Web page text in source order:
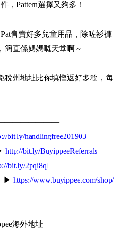
，Pattern選擇又夠多！
售賣好多兒童用品，除咗衫褲
簡直係媽媽嘅天堂啊～
稅州地址比你填慳返好多稅，每
bit.ly/handlingfree201903
http://bit.ly/BuyippeeReferrals
bit.ly/2pqi8qI
▶ https://www.buyippee.com/shop/
海外地址